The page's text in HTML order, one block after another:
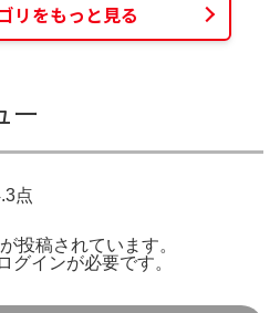
リをもっと見る
ー
点
投稿されています。
ログインが必要です。